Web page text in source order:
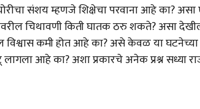
संशय म्हणजे शिक्षेचा परवाना आहे का? असा
चिथावणी किती घातक ठरु शकते? असा देखील
विश्वास कमी होत आहे का? असे केवळ या
आहे का? अशा प्रकारचे अनेक प्रश्न सध्या